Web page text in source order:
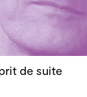
de suite